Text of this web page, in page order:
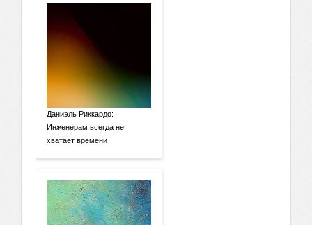
Даниэль Риккардо:
Инженерам всегда не
хватает времени